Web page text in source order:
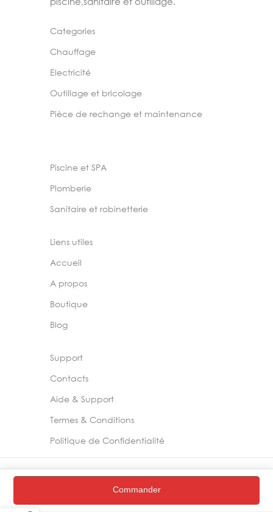
Categories
Chauffage
Electricité
Outillage et bricolage
Pièce de rechange et maintenance
Piscine et SPA
Plomberie
Sanitaire et robinetterie
Liens utiles
Accueil
A propos
Boutique
Blog
Support
Contacts
Aide & Support
Termes & Conditions
Politique de Confidentialité
2024 – Chelia Store
Commander